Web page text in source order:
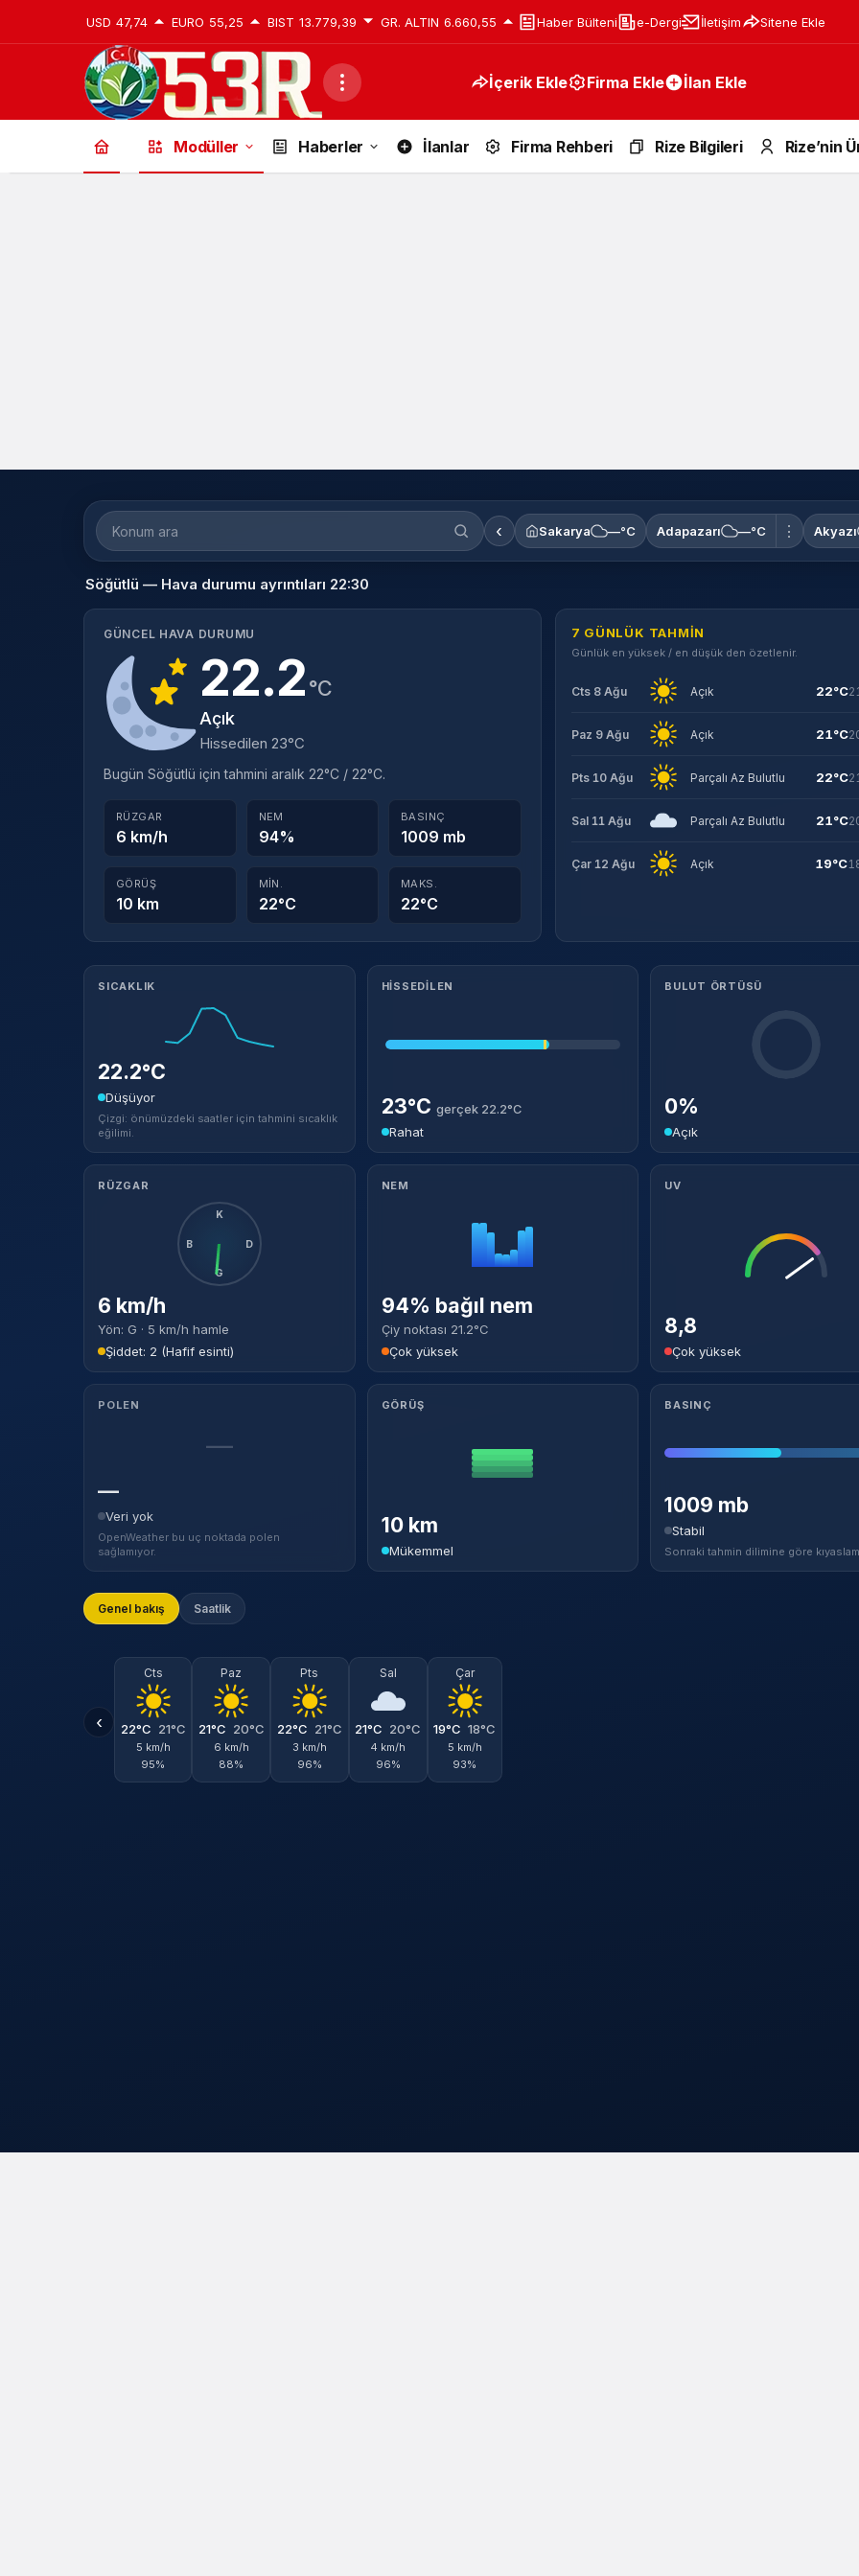
USD 47,74 EURO 55,25 BIST 13.779,39 GR. ALTIN 6.660,55 Haber Bülteni e-Dergi İletişim Sitene Ekle
İçerik Ekle Firma Ekle İlan Ekle
Modüller Haberler İlanlar Firma Rehberi Rize Bilgileri Rize’nin
Konum
ara
‹ Sakarya —°C Adapazarı —°C ⋮ Akyazı
Söğütlü — Hava durumu ayrıntıları 22:30
GÜNCEL HAVA DURUMU
22.2°C
Açık
Hissedilen 23°C
Bugün Söğütlü için tahmini aralık 22°C / 22°C.
RÜZGAR
6 km/h
NEM
94%
BASINÇ
1009 mb
GÖRÜŞ
10 km
MIN.
22°C
MAKS.
22°C
7 GÜNLÜK TAHMIN
Günlük en yüksek / en düşük den özetlenir.
Cts 8 Ağu Açık 22°C
Paz 9 Ağu Açık 21°C
Pts 10 Ağu Parçalı Az Bulutlu 22°C
Sal 11 Ağu Parçalı Az Bulutlu 21°C
Çar 12 Ağu Açık 19°C
Meteorolojik ayrıntılar
SICAKLIK
22.2°C
Düşüyor
Çizgi: önümüzdeki saatler için tahmini sıcaklık
eğilimi.
HISSEDILEN
23°C gerçek 22.2°C
Rahat
BULUT ÖRTÜSÜ
0%
Açık
RÜZGAR
K
D
G
B
6 km/h
Yön: G · 5 km/h hamle
Şiddet: 2 (Hafif esinti)
NEM
94% bağıl nem
Çiy noktası 21.2°C
Çok yüksek
UV
8,8
Çok yüksek
POLEN
—
—
Veri yok
OpenWeather bu uç noktada polen
sağlamıyor.
GÖRÜŞ
10 km
Mükemmel
BASINÇ
1009 mb
Stabil
Sonraki tahmin dilimine göre
Genel bakış Saatlik
‹
Cts
22°C 21°C
5 km/h
95%
Paz
21°C 20°C
6 km/h
88%
Pts
22°C 21°C
3 km/h
96%
Sal
21°C 20°C
4 km/h
96%
Çar
19°C 18°C
5 km/h
93%
Takip Et
Facebook
Pinterest